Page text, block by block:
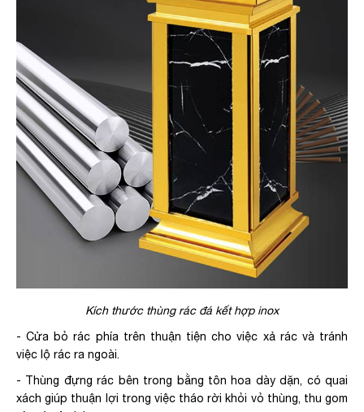
Kích thước thùng rác đá kết hợp inox
- Cửa bỏ rác phía trên thuận tiện cho việc xả rác và tránh
việc lộ rác ra ngoài.
- Thùng đựng rác bên trong bằng tôn hoa dày dặn, có quai
xách giúp thuận lợi trong việc tháo rời khỏi vỏ thùng, thu gom